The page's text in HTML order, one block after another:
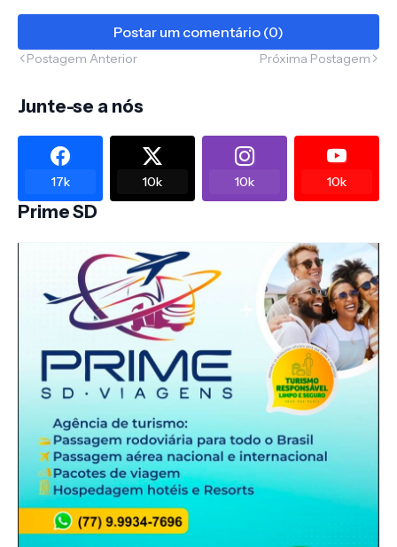
Postar um comentário (0)
Postagem Anterior Próxima Postagem
Junte-se a nós
17k 10k 10k 10k
Prime SD